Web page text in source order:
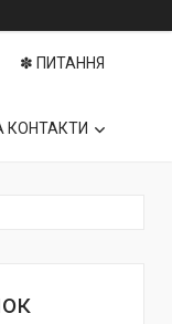
✽ ПИТАННЯ
КОНТАКТИ